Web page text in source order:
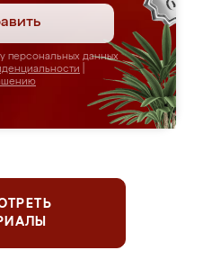
персональных данных